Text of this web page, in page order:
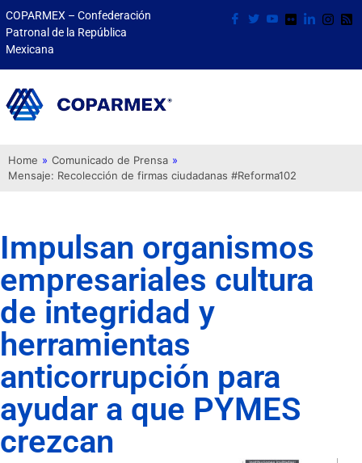
COPARMEX – Confederación
Patronal de la República
Mexicana
Home » Comunicado de Prensa »
Mensaje: Recolección de firmas ciudadanas #Reforma102
Impulsan organismos
empresariales cultura
de integridad y
herramientas
anticorrupción para
ayudar a que PYMES
crezcan